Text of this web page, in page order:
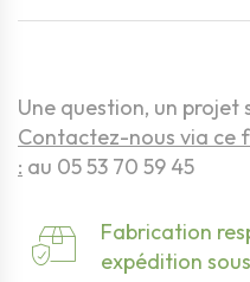
Une question, un projet
Contactez-nous via ce
: au 05 53 70 59 45
Fabrication
expédition